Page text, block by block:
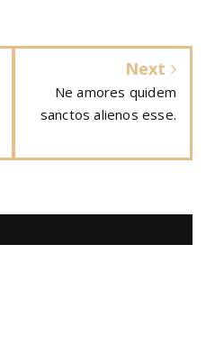
Next
Ne amores quidem
sanctos alienos esse.